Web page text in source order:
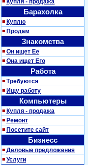
Купля - продажа
Барахолка
Куплю
Продам
Знакомства
Он ищет Ее
Она ищет Его
Работа
Требуются
Ищу работу
Компьютеры
Купля - продажа
Ремонт
Посетите сайт
Бизнесс
Деловые предложения
Услуги